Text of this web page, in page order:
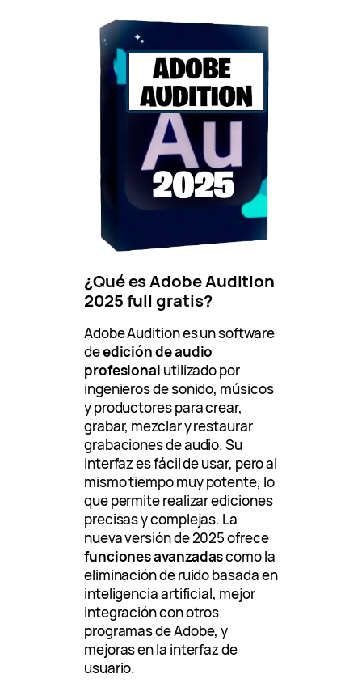
¿Qué es Adobe Audition
2025 full gratis?
Adobe Audition es un software
deedición de audio
profesional utilizado por
ingenieros de sonido, músicos
y productores para crear,
grabar, mezclar y restaurar
grabaciones de audio. Su
interfaz es fácil de usar, pero al
mismo tiempo muy potente, lo
que permite realizar ediciones
precisas y complejas. La
nueva versión de 2025 ofrece
funciones avanzadascomo la
eliminación de ruido basada en
inteligencia artificial, mejor
integración con otros
programas de Adobe, y
mejoras en la interfaz de
usuario.